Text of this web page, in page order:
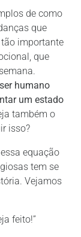
de como
que
importante
que
humano
um estado
também o
isso?
equação
tem se
Vejamos
seja feito!”